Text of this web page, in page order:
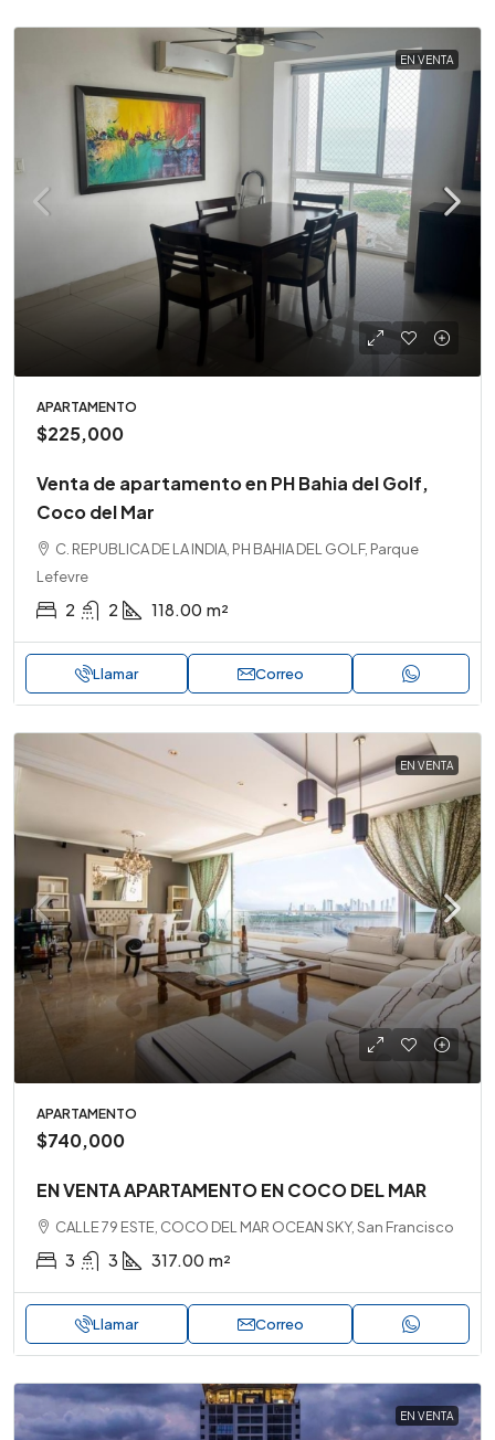
EN VENTA
APARTAMENTO
$225,000
Venta de apartamento en PH Bahia del Golf,
Coco del Mar
C. REPUBLICA DE LA INDIA, PH BAHIA DEL GOLF, Parque
Lefevre
2 2 118.00 m²
Llamar Correo
EN VENTA
APARTAMENTO
$740,000
EN VENTA APARTAMENTO EN COCO DEL MAR
CALLE 79 ESTE, COCO DEL MAR OCEAN SKY, San Francisco
3 3 317.00 m²
Llamar Correo
EN VENTA